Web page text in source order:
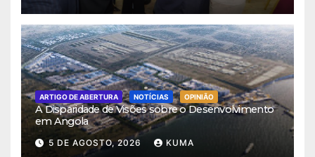
ARTIGO DE ABERTURA NOTÍCIAS OPINIÃO
A Disparidade de Visões sobre o Desenvolvimento
em Angola
5 DE AGOSTO, 2026 KUMA